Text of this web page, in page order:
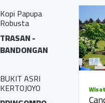
Kopi Papupa
Robusta
TRASAN -
BANDONGAN
BUKIT ASRI
KERTOJOYO